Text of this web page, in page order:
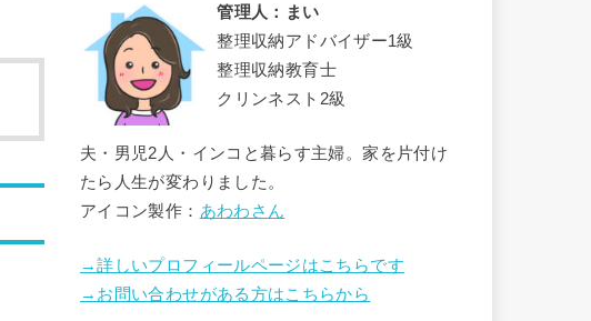
管理人：まい
整理収納アドバイザー1級
整理収納教育士
クリンネスト2級
夫・男児2人・インコと暮らす主婦。家を片付け
たら人生が変わりました。
アイコン製作： あわわさん
→詳しいプロフィールページはこちらです
→お問い合わせがある方はこちらから